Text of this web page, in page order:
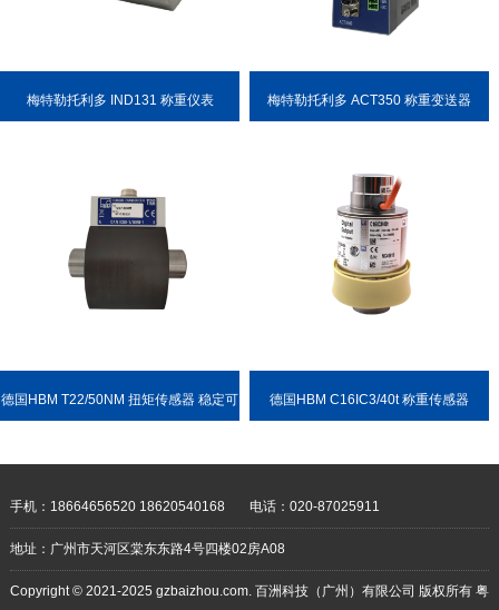
梅特勒托利多 IND131 称重仪表 梅特勒托利多 ACT350 称重变送器
德国HBM T22/50NM 扭矩传感器 稳定可 德国HBM C16IC3/40t 称重传感器
手机：18664656520 18620540168 电话：020-87025911
地址：广州市天河区棠东东路4号四楼02房A08
Copyright © 2021-2025 gzbaizhou.com. 百洲科技（广州）有限公司 版权所有 粤